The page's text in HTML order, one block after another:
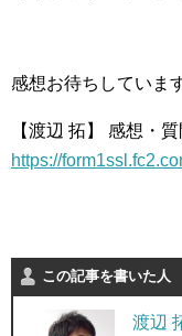
感想お待ちしていま
【渡辺 拓】 感想・
https://
この記事を書いた人
渡辺